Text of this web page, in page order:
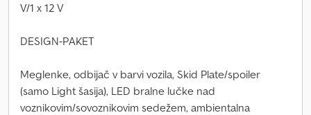
V/1 x 12 V
DESIGN-PAKET
Meglenke, odbijač v barvi vozila, Skid Plate/spoiler
(samo Light šasija), LED bralne lučke nad
voznikovim/sovoznikovim sedežem, ambientalna